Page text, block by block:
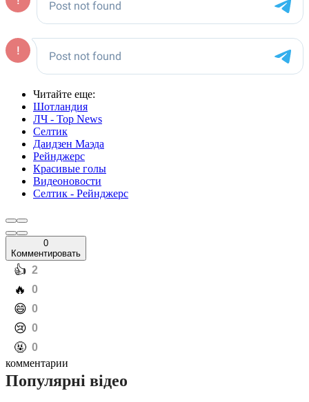
Читайте еще:
Шотландия
ЛЧ - Top News
Селтик
Даидзен Маэда
Рейнджерс
Красивые голы
Видеоновости
Селтик - Рейнджерс
0
Комментировать
️👍 2
️🔥 0
️😄 0
️😢 0
️🤬 0
комментарии